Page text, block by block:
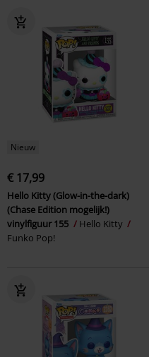
Nieuw
€ 17,99
Hello Kitty (Glow-in-the-dark)
(Chase Edition mogelijk!)
vinylfiguur 155
Hello Kitty
Funko Pop!